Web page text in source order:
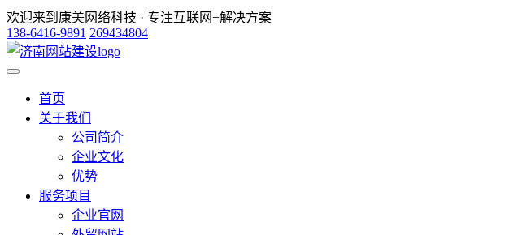
欢迎来到康美网络科技 · 专注互联网+解决方案
138-6416-9891 269434804
首页
关于我们
公司简介
企业文化
优势
服务项目
企业官网